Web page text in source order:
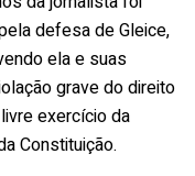
defesa de Gleice,
ela e suas
grave do direito
exercício da
Constituição.